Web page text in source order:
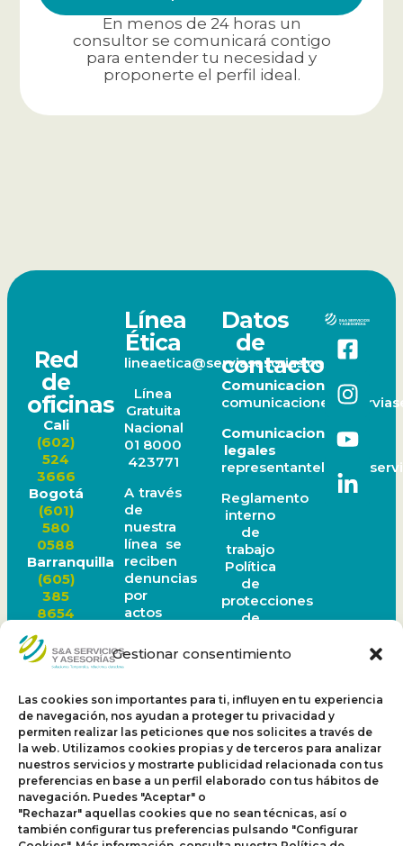
Gestionar consentimiento
Las cookies son importantes para ti, influyen en tu experiencia
de navegación, nos ayudan a proteger tu privacidad y
permiten realizar las peticiones que nos solicites a través de
la web. Utilizamos cookies propias y de terceros para analizar
nuestros servicios y mostrarte publicidad relacionada con tus
preferencias en base a un perfil elaborado con tus hábitos de
navegación. Puedes "Aceptar" o
"Rechazar" aquellas cookies que no sean técnicas, así o
también configurar tus preferencias pulsando "Configurar
En menos de 24 horas un
consultor se comunicará contigo
para entender tu necesidad y
proponerte el perfil ideal.
Red
de
oficinas
Cali
(602)
524
3666
Bogotá
(601)
580
0588
Barranquilla
(605)
385
8654
(608)
277
Medellín
(604)
605
0972
Bucaramanga
(607)
697
3284
Pereira
Línea
Ética
lineaetica@serviasesorias.com.co
Línea
Gratuita
Nacional
01 8000
423771
A través
de
nuestra
línea se
reciben
denuncias
por
actos
corrupción
o faltas
ética
organizacional.
Este
canal
funciona
24
horas al
día los 7
días de
Datos
de
contacto
Comunicaciones
Comunicaciones
legales
Reglamento
interno
de
trabajo
Política
de
protecciones
de
personales
Política
PTEE